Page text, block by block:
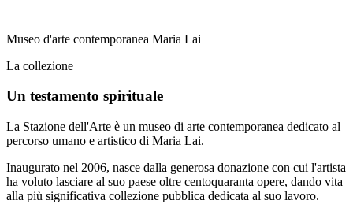
Museo d'arte contemporanea Maria Lai
La collezione
Un testamento spirituale
La Stazione dell'Arte è un museo di arte contemporanea dedicato al
percorso umano e artistico di Maria Lai.
Inaugurato nel 2006, nasce dalla generosa donazione con cui l'artista
ha voluto lasciare al suo paese oltre centoquaranta opere, dando vita
alla più significativa collezione pubblica dedicata al suo lavoro.